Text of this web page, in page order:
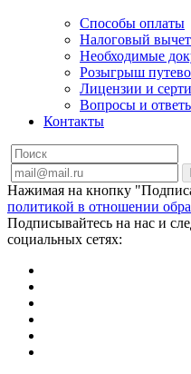
Способы оплаты
Налоговый вычет
Необходимые
Розыгрыш
Лицензии и
Вопросы и
Контакты
Нажимая на кнопку
политикой в отношении
Подписывайтесь на нас и
социальных сетях: